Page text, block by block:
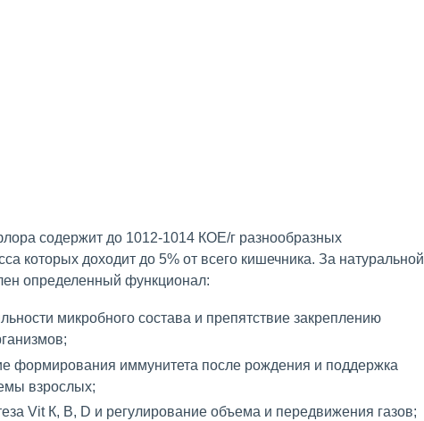
содержит до 1012-1014 КОЕ/г разнообразных
которых доходит до 5% от всего кишечника. За натуральной
определенный функционал:
микробного состава и препятствие закреплению
формирования иммунитета после рождения и поддержка
взрослых;
Vit К, В, D и регулирование объема и передвижения газов;